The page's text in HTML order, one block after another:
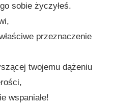
sobie życzyłeś.
przeznaczenie
twojemu dążeniu
wspaniałe!